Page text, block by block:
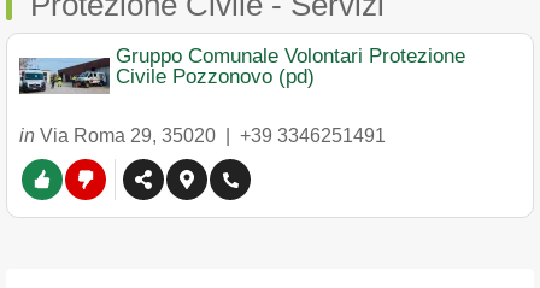
Gruppo Comunale Volontari Protezione
Civile Pozzonovo (pd)
in Via Roma 29, 35020 +39 3346251491